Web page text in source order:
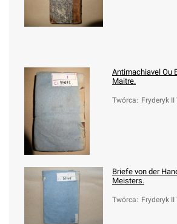
Antimachiavel Ou
Maitre.
Twórca: Fryderyk
Briefe von der
Meisters.
Twórca: Fryderyk